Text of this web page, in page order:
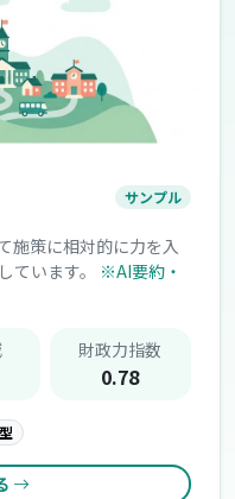
サンプル
施策に相対的に力を入
ています。 ※AI要約・
財政力指数
0.78